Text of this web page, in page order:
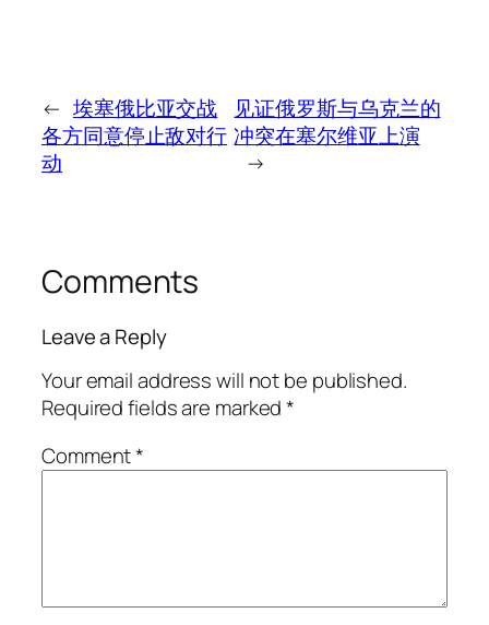
← 埃塞俄比亚交战
各方同意停止敌对行
动
见证俄罗斯与乌克兰的
冲突在塞尔维亚上演
→
Comments
Leave a Reply
Your email address will not be published.
Required fields are marked*
Comment*